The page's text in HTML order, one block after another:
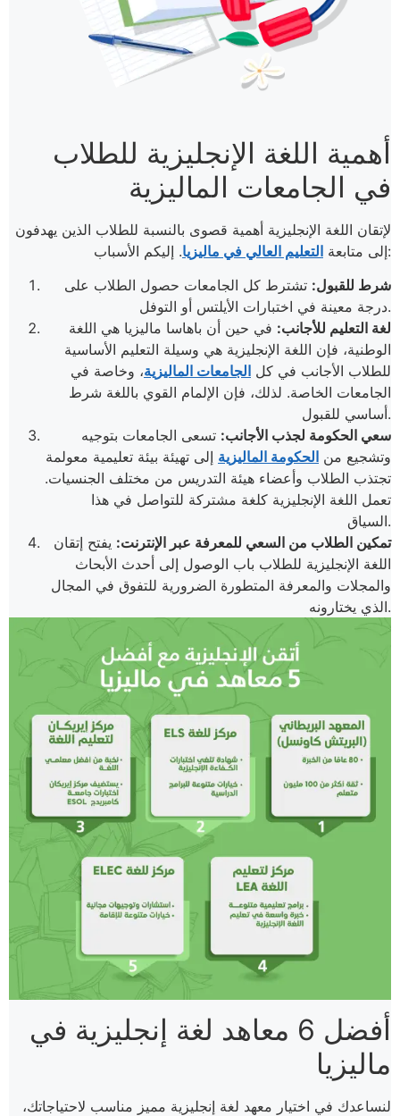
أهمية اللغة الإنجليزية للطلاب
في الجامعات الماليزية
لإتقان اللغة الإنجليزية أهمية قصوى بالنسبة للطلاب الذين يهدفون
إلى متابعة التعليم العالي في ماليزيا
. إليكم الأسباب:
شرط للقبول: تشترط كل الجامعات حصول الطلاب على
درجة معينة في اختبارات الأيلتس أو التوفل.
لغة التعليم للأجانب: في حين أن باهاسا ماليزيا هي اللغة
الوطنية، فإن اللغة الإنجليزية هي وسيلة التعليم الأساسية
للطلاب الأجانب في كل الجامعات الماليزية، وخاصة في
الجامعات الخاصة. لذلك، فإن الإلمام القوي باللغة شرط
أساسي للقبول.
سعي الحكومة لجذب الأجانب: تسعى الجامعات بتوجيه
وتشجيع من الحكومة الماليزية إلى تهيئة بيئة تعليمية معولمة
تجتذب الطلاب وأعضاء هيئة التدريس من مختلف الجنسيات.
تعمل اللغة الإنجليزية كلغة مشتركة للتواصل في هذا
السياق.
تمكين الطلاب من السعي للمعرفة عبر الإنترنت: يفتح إتقان
اللغة الإنجليزية للطلاب باب الوصول إلى أحدث الأبحاث
والمجلات والمعرفة المتطورة الضرورية للتفوق في المجال
الذي يختارونه.
أفضل 6 معاهد لغة إنجليزية في
ماليزيا
لنساعدك في اختيار معهد لغة إنجليزية مميز مناسب لاحتياجاتك،